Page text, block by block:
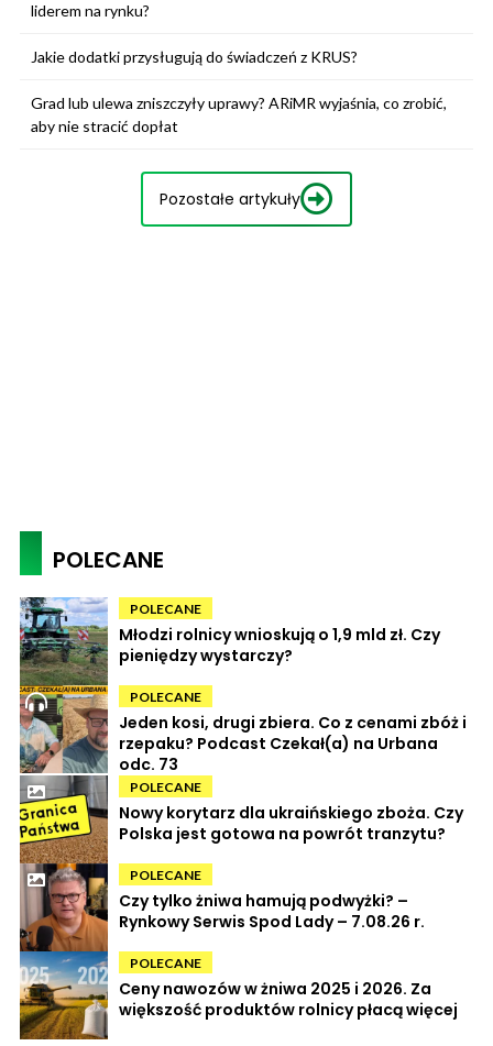
liderem na rynku?
Jakie dodatki przysługują do świadczeń z KRUS?
Grad lub ulewa zniszczyły uprawy? ARiMR wyjaśnia, co zrobić,
aby nie stracić dopłat
Pozostałe artykuły
POLECANE
POLECANE
Młodzi rolnicy wnioskują o 1,9 mld zł. Czy
pieniędzy wystarczy?
POLECANE
Jeden kosi, drugi zbiera. Co z cenami zbóż i
rzepaku? Podcast Czekał(a) na Urbana
odc. 73
POLECANE
Nowy korytarz dla ukraińskiego zboża. Czy
Polska jest gotowa na powrót tranzytu?
POLECANE
Czy tylko żniwa hamują podwyżki? –
Rynkowy Serwis Spod Lady – 7.08.26 r.
POLECANE
Ceny nawozów w żniwa 2025 i 2026. Za
większość produktów rolnicy płacą więcej